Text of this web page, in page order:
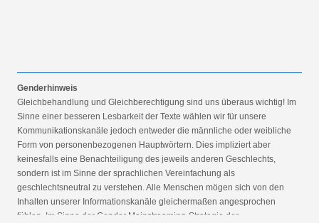
Genderhinweis
Gleichbehandlung und Gleichberechtigung sind uns überaus wichtig! Im
Sinne einer besseren Lesbarkeit der Texte wählen wir für unsere
Kommunikationskanäle jedoch entweder die männliche oder weibliche
Form von personenbezogenen Hauptwörtern. Dies impliziert aber
keinesfalls eine Benachteiligung des jeweils anderen Geschlechts,
sondern ist im Sinne der sprachlichen Vereinfachung als
geschlechtsneutral zu verstehen. Alle Menschen mögen sich von den
Inhalten unserer Informationskanäle gleichermaßen angesprochen
fühlen. Im Sinne der Gender Mainstreaming-Strategie der